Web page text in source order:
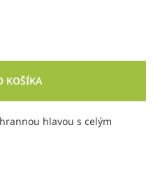
KOŠÍKA
hlavou s celým